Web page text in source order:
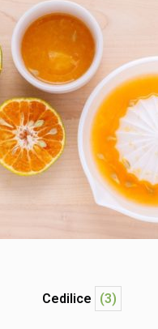
Cedilice (3)